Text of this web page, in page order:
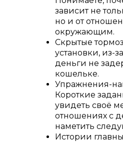
зависит не
но и от
окружающим.
Скрытые
установки, из-
деньги не
кошельке.
Упражнения-
Короткие
увидеть своё
отношениях с
наметить
Истории